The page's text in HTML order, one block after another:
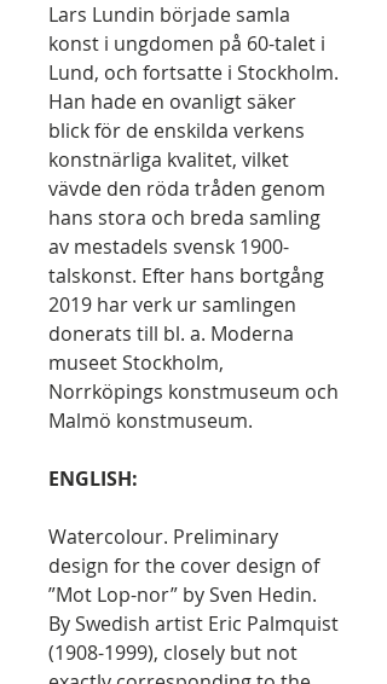
Lars Lundin började samla
konst i ungdomen på 60-talet i
Lund, och fortsatte i Stockholm.
Han hade en ovanligt säker
blick för de enskilda verkens
konstnärliga kvalitet, vilket
vävde den röda tråden genom
hans stora och breda samling
av mestadels svensk 1900-
talskonst. Efter hans bortgång
2019 har verk ur samlingen
donerats till bl. a. Moderna
museet Stockholm,
Norrköpings konstmuseum och
Malmö konstmuseum.
ENGLISH:
Watercolour. Preliminary
design for the cover design of
”Mot Lop-nor” by Sven Hedin.
By Swedish artist Eric Palmquist
(1908-1999), closely but not